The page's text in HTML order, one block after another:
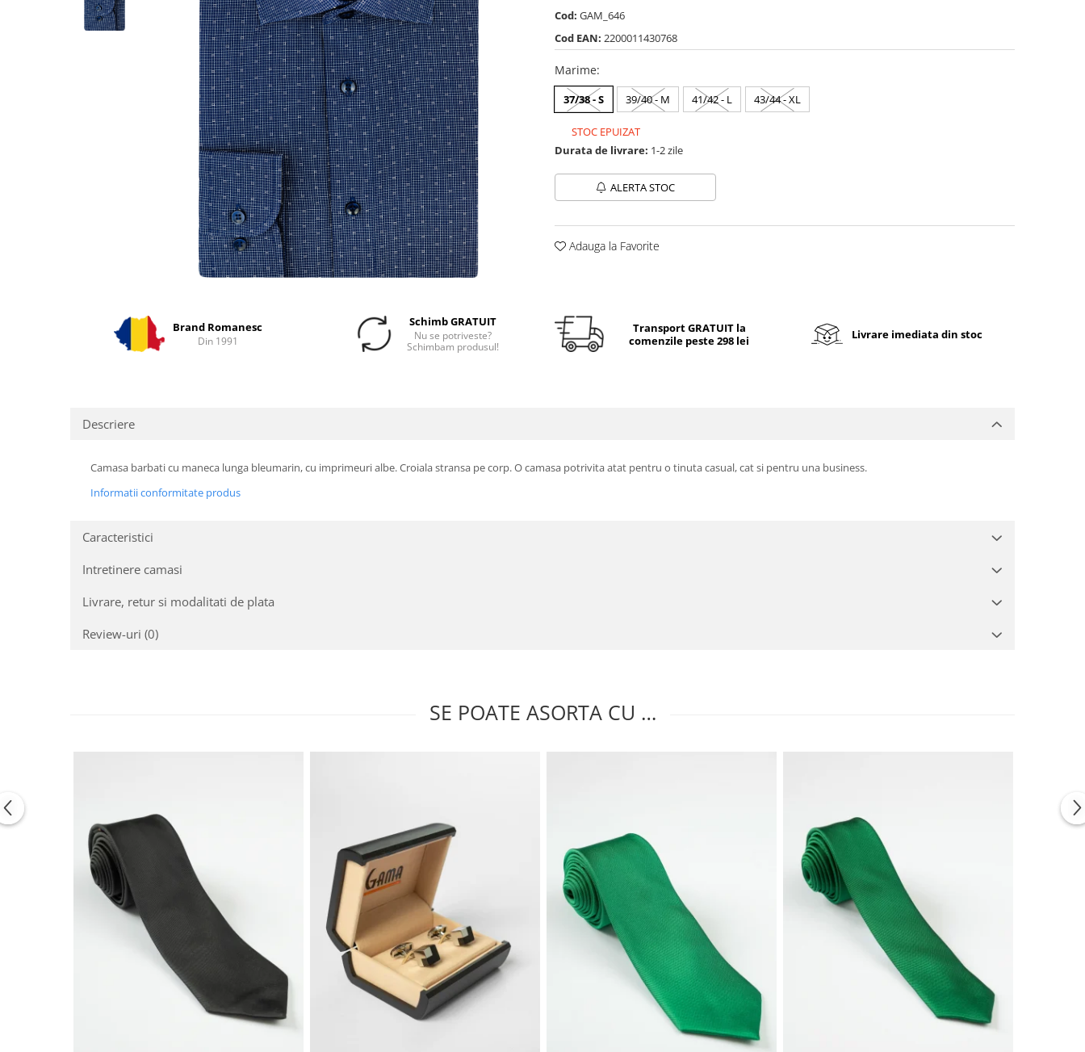
Cod: GAM_646
Cod EAN: 2200011430768
Marime:
37/38 - S 39/40 - M 41/42 - L 43/44 - XL
STOC EPUIZAT
Durata de livrare: 1-2 zile
ALERTA STOC
Adauga la Favorite
Brand Romanesc
Din 1991
Schimb GRATUIT
Nu se potriveste?
Schimbam produsul!
Transport GRATUIT la
comenzile peste 298 lei
Livrare imediata din stoc
Descriere
Camasa barbati cu maneca lunga bleumarin, cu imprimeuri albe. Croiala stransa pe corp. O camasa potrivita atat pentru o tinuta casual, cat si pentru una business.
Informatii conformitate produs
Caracteristici
Intretinere camasi
Livrare, retur si modalitati de plata
Review-uri (0)
SE POATE ASORTA CU …